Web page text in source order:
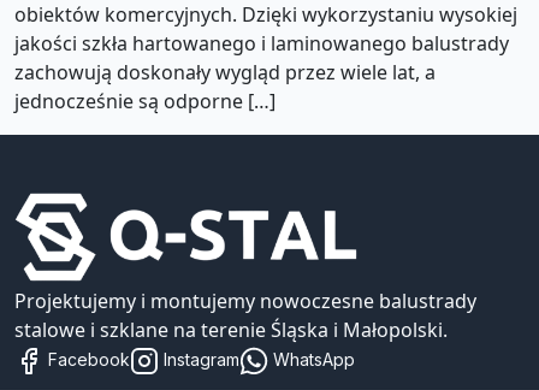
obiektów komercyjnych. Dzięki wykorzystaniu wysokiej
jakości szkła hartowanego i laminowanego balustrady
zachowują doskonały wygląd przez wiele lat, a
jednocześnie są odporne […]
Projektujemy i montujemy nowoczesne balustrady
stalowe i szklane na terenie Śląska i Małopolski.
Facebook Instagram WhatsApp